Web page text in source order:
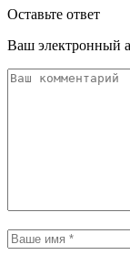
Оставьте ответ
Ваш электронный